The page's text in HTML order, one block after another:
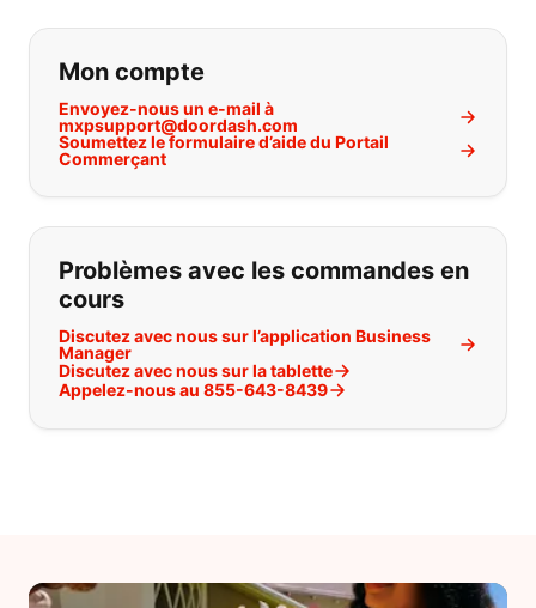
Si vous ne trouvez pas ce que vous
Mon compte
Envoyez-nous un e-mail à
mxpsupport@doordash.com
Soumettez le formulaire d’aide du Portail
Commerçant
Problèmes avec les commandes en
cours
Discutez avec nous sur l’application Business
Manager
Discutez avec nous sur la tablette
Appelez-nous au 855-643-8439